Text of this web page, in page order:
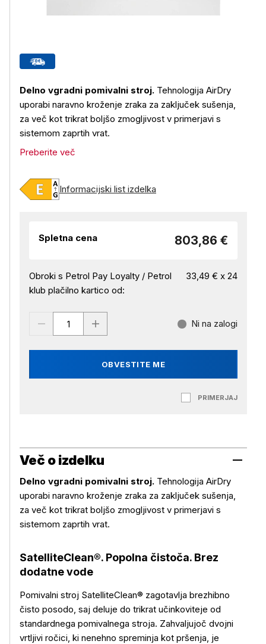
Delno vgradni pomivalni stroj. Tehnologija AirDry
uporabi naravno kroženje zraka za zaključek sušenja,
za več kot trikrat boljšo zmogljivost v primerjavi s
sistemom zaprtih vrat.
Preberite več
Informacijski list izdelka
Spletna cena 803,86 €
Obroki s Petrol Pay Loyalty / Petrol
klub plačilno kartico od:
33,49 € x 24
OBVESTITE ME
Ni na zalogi
PRIMERJAJ
Več o izdelku
Delno vgradni pomivalni stroj. Tehnologija AirDry
uporabi naravno kroženje zraka za zaključek sušenja,
za več kot trikrat boljšo zmogljivost v primerjavi s
sistemom zaprtih vrat.
SatelliteClean®. Popolna čistoča. Brez
dodatne vode
Pomivalni stroj SatelliteClean® zagotavlja brezhibno
čisto posodo, saj deluje do trikrat učinkoviteje od
standardnega pomivalnega stroja. Zahvaljujoč dvojni
vrtljivi ročici, ki nenehno spreminja kot pršenja, je